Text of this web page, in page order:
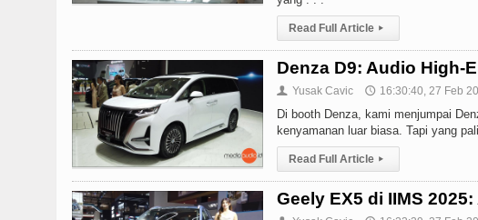
Read Full Article ▸
Denza D9: Audio High-
👤 Yusak Cavic 🕔 16:30:40, 27 Feb
Di booth Denza, kami menjumpai
kenyamanan luar biasa. Tapi yang
Read Full Article ▸
Geely EX5 di IIMS